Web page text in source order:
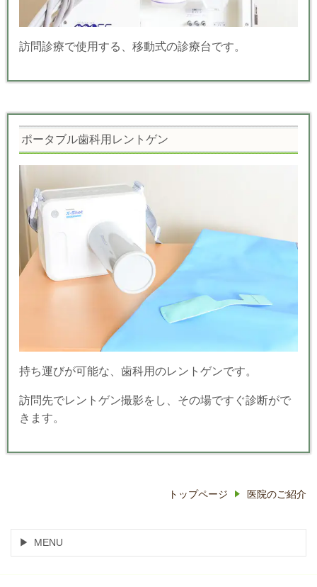
訪問診療で使用する、移動式の診療台です。
ポータブル歯科用レントゲン
持ち運びが可能な、歯科用のレントゲンです。
訪問先でレントゲン撮影をし、その場ですぐ診断がで
きます。
トップページ 医院のご紹介
MENU